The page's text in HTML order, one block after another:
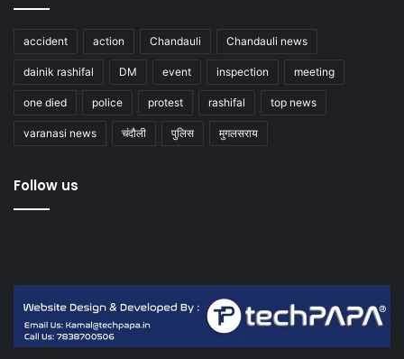
accident action Chandauli Chandauli news
dainik rashifal DM event inspection meeting
one died police protest rashifal top news
varanasi news चंदौली पुलिस मुगलसराय
Follow us